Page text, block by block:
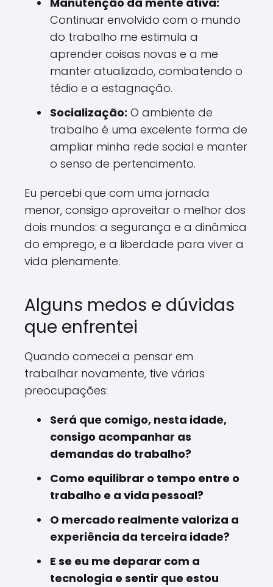
Continuar envolvido com o mundo
do trabalho me estimula a
aprender coisas novas e a me
manter atualizado, combatendo o
tédio e a estagnação.
Socialização: O ambiente de
trabalho é uma excelente forma de
ampliar minha rede social e manter
o senso de pertencimento.
Eu percebi que com uma jornada
menor, consigo aproveitar o melhor dos
dois mundos: a segurança e a dinâmica
do emprego, e a liberdade para viver a
vida plenamente.
Alguns medos e dúvidas
que enfrentei
Quando comecei a pensar em
trabalhar novamente, tive várias
preocupações:
Será que comigo, nesta idade,
consigo acompanhar as
demandas do trabalho?
Como equilibrar o tempo entre o
trabalho e a vida pessoal?
O mercado realmente valoriza a
experiência da terceira idade?
E se eu me deparar com a
tecnologia e sentir que estou